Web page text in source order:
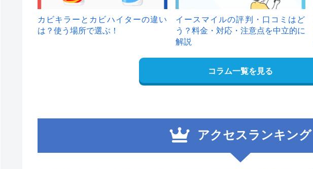
カビキラーとカビハイターの違い
は？使う場所で選ぶ！
イースマイルの評判・口コミはど
う？料金・対応・注意点を中立的に
解説
コラム一覧を見る
アクセスランキング